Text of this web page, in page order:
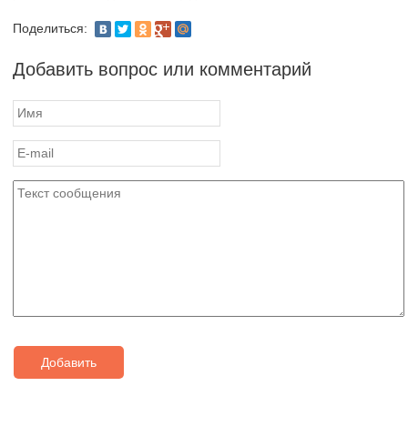
Поделиться:
Добавить вопрос или комментарий
Добавить